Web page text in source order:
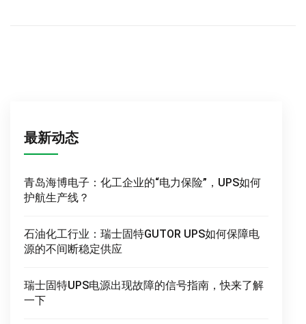
最新动态
青岛海博电子：化工企业的“电力保险”，UPS如何
护航生产线？
石油化工行业：瑞士固特GUTOR UPS如何保障电
源的不间断稳定供应
瑞士固特UPS电源出现故障的信号指南，快来了解
一下